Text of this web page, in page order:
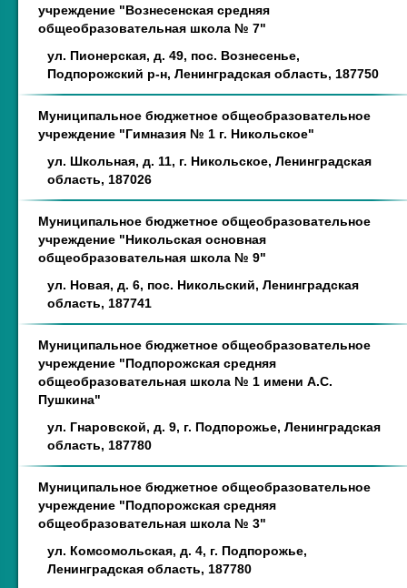
учреждение "Вознесенская средняя
общеобразовательная школа № 7"
ул. Пионерская, д. 49, пос. Вознесенье,
Подпорожский р-н, Ленинградская область, 187750
Муниципальное бюджетное общеобразовательное
учреждение "Гимназия № 1 г. Никольское"
ул. Школьная, д. 11, г. Никольское, Ленинградская
область, 187026
Муниципальное бюджетное общеобразовательное
учреждение "Никольская основная
общеобразовательная школа № 9"
ул. Новая, д. 6, пос. Никольский, Ленинградская
область, 187741
Муниципальное бюджетное общеобразовательное
учреждение "Подпорожская средняя
общеобразовательная школа № 1 имени А.С.
Пушкина"
ул. Гнаровской, д. 9, г. Подпорожье, Ленинградская
область, 187780
Муниципальное бюджетное общеобразовательное
учреждение "Подпорожская средняя
общеобразовательная школа № 3"
ул. Комсомольская, д. 4, г. Подпорожье,
Ленинградская область, 187780